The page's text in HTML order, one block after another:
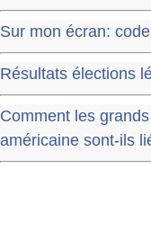
Sur mon écran:
Résultats élections
Comment les
américaine sont-ils